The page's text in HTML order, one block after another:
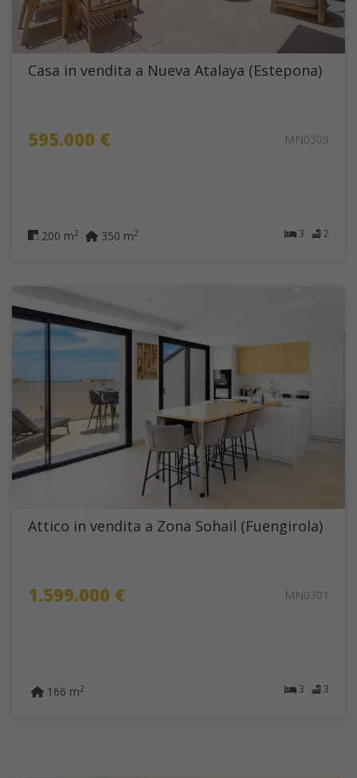
Casa in vendita a Nueva Atalaya (Estepona)
595.000 € MN0309
3 2
200 m2 350 m2
Attico in vendita a Zona Sohail (Fuengirola)
1.599.000 € MN0301
3 3
166 m2